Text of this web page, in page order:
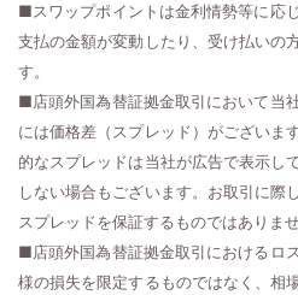
■スワップポイントは金利情勢等に応
支払の金額が変動したり、受け払いの
す。
■店頭外国為替証拠金取引において当
には価格差（スプレッド）がございま
的なスプレッドは当社が広告で表示し
しない場合もございます。お取引に際
スプレッドを保証するものではありませ
■店頭外国為替証拠金取引におけるロ
様の損失を限定するものではなく、相